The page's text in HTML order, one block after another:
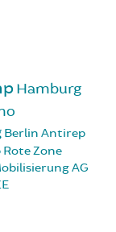
Hamburg
Berlin Antirep
Rote Zone
AG